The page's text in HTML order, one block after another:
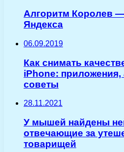
Алгоритм Королев
Яндекса
06.09.2019
Как снимать
iPhone: приложения,
советы
28.11.2021
У мышей найдены
отвечающие за
товарищей